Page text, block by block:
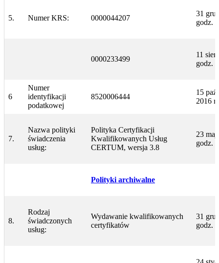
5. Numer KRS: 0000044207
31
godz.
0000233499
11
godz.
6
Numer
identyfikacji
podatkowej
8520006444
15
2016 r.
7.
Nazwa polityki
świadczenia
usług:
Polityka Certyfikacji
Kwalifikowanych Usług
CERTUM, wersja 3.8
23
godz.
Polityki archiwalne
8.
Rodzaj
świadczonych
usług:
Wydawanie kwalifikowanych
certyfikatów
31
godz.